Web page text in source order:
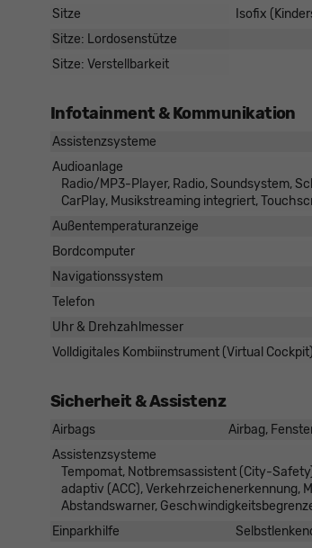
Sitze
Isofix
Sitze: Lordosenstütze
Sitze: Verstellbarkeit
Infotainment & Kommunikation
Assistenzsysteme
Audioanlage
Radio/MP3-Player, Radio, Soundsystem,
CarPlay, Musikstreaming integriert,
Außentemperaturanzeige
Bordcomputer
Navigationssystem
Telefon
Uhr & Drehzahlmesser
Volldigitales Kombiinstrument (Virtual Cockpit)
Sicherheit & Assistenz
Airbags
Airbag,
Assistenzsysteme
Tempomat, Notbremsassistent (City-
adaptiv (ACC), Verkehrzeichenerkennung,
Abstandswarner,
Einparkhilfe